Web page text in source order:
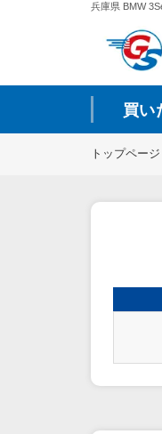
兵庫県 BMW
買い
トップページ